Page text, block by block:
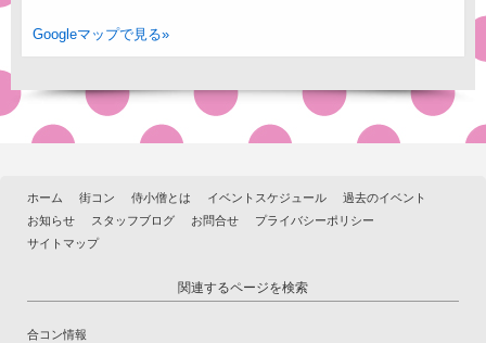
Googleマップで見る»
ホーム 街コン 侍小僧とは イベントスケジュール
過去のイベント
お知らせ
スタッフブログ お問合せ
プライバシーポリシー
サイトマップ
関連するページを検索
合コン情報